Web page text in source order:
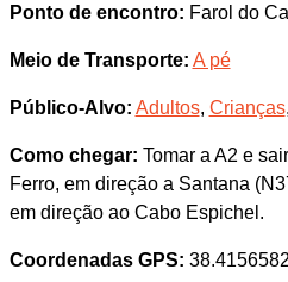
Ponto de encontro: Farol do
Meio de Transporte: A pé
Público-Alvo: Adultos, Crianças,
Como chegar: Tomar a A2 e
Ferro, em direção a Santana
em direção ao Cabo Espichel.
Coordenadas GPS: